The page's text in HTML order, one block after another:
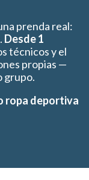
prenda real:
Desde 1
técnicos y el
propias —
grupo.
ropa deportiva